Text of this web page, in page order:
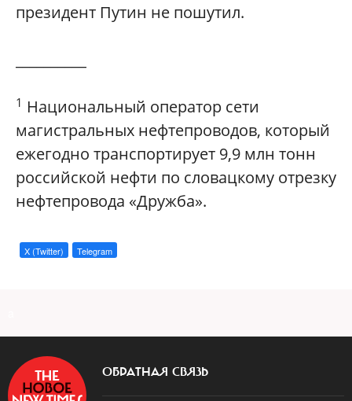
президент Путин не пошутил.
1 Национальный оператор сети
магистральных нефтепроводов, который
ежегодно транспортирует 9,9 млн тонн
российской нефти по словацкому отрезку
нефтепровода «Дружба».
X (Twitter) Telegram
ОБРАТНАЯ СВЯЗЬ